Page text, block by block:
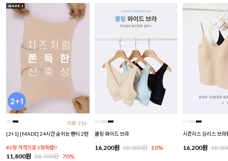
리뷰:216
[2+1] [MADE] 24시간 숨쉬는 팬티 2탄
#2장 가격으로 3장득템!!
11,800원 38,700원 70%
쿨링 와이드 브라
16,200원 18,000원 10%
시즌리스 심리스 브라
16,200원